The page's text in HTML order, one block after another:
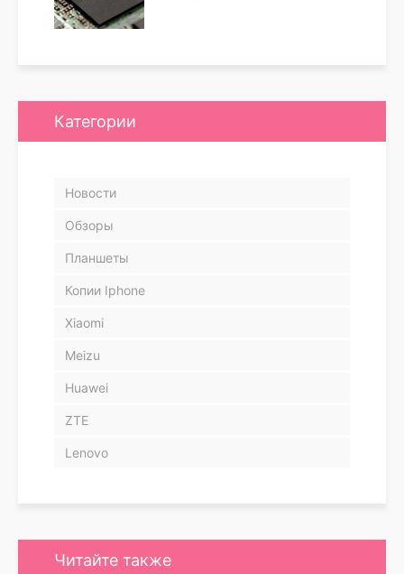
Категории
Новости
Обзоры
Планшеты
Копии Iphone
Xiaomi
Meizu
Huawei
ZTE
Lenovo
Читайте также